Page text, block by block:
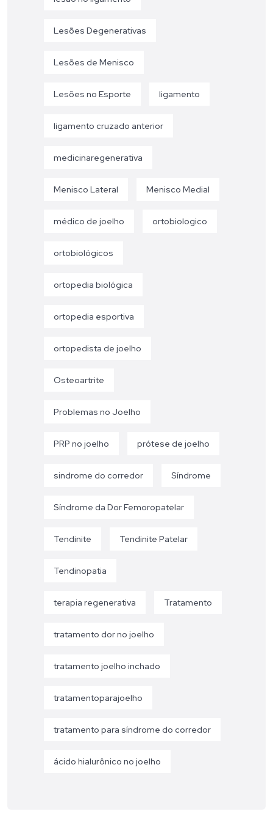
Lesões Degenerativas
Lesões de Menisco
Lesões no Esporte ligamento
ligamento cruzado anterior
medicinaregenerativa
Menisco Lateral Menisco Medial
médico de joelho ortobiologico
ortobiológicos
ortopedia biológica
ortopedia esportiva
ortopedista de joelho
Osteoartrite
Problemas no Joelho
PRP no joelho prótese de joelho
sindrome do corredor Síndrome
Síndrome da Dor Femoropatelar
Tendinite Tendinite Patelar
Tendinopatia
terapia regenerativa Tratamento
tratamento dor no joelho
tratamento joelho inchado
tratamentoparajoelho
tratamento para síndrome do corredor
ácido hialurônico no joelho